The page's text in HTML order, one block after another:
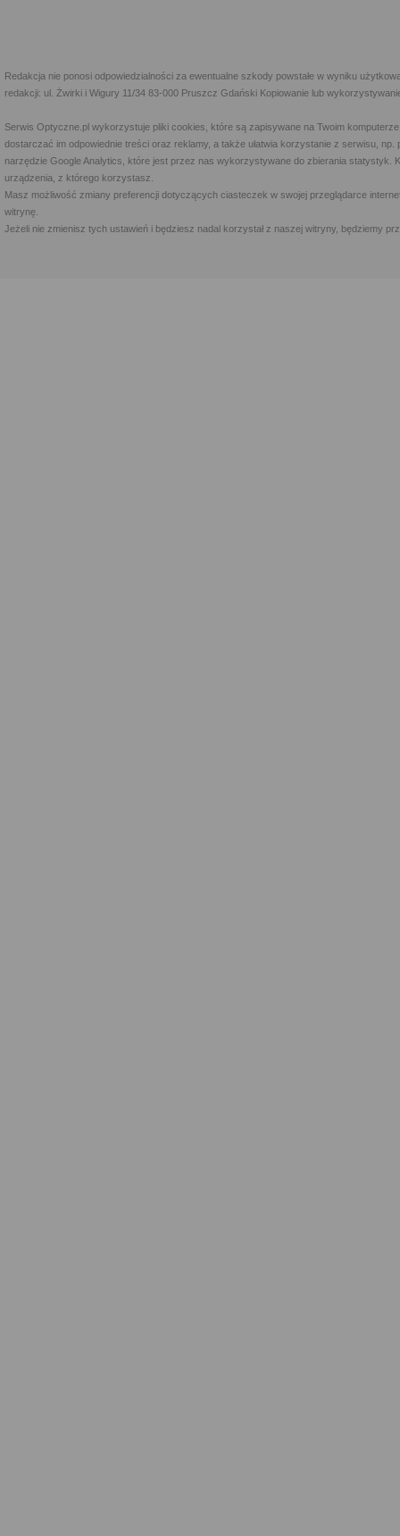
Redakcja nie ponosi odpowiedzialności za ewentualne szkody powstałe w wyniku
redakcji: ul. Żwirki i Wigury 11/34 83-000 Pruszcz Gdański Kopiowanie lub
Serwis Optyczne.pl wykorzystuje pliki cookies, które są zapisywane na Twoim
dostarczać im odpowiednie treści oraz reklamy, a także ułatwia korzystanie z serwisu,
narzędzie Google Analytics, które jest przez nas wykorzystywane do zbierania statystyk.
urządzenia, z którego korzystasz.
Masz możliwość zmiany preferencji dotyczących ciasteczek w swojej przeglądarce
witrynę.
Jeżeli nie zmienisz tych ustawień i będziesz nadal korzystał z naszej witryny, będziemy